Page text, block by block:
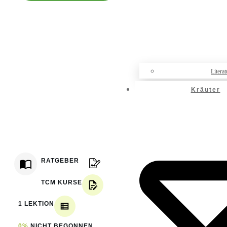
Kräuter
RATGEBER
TCM KURSE
1 LEKTION